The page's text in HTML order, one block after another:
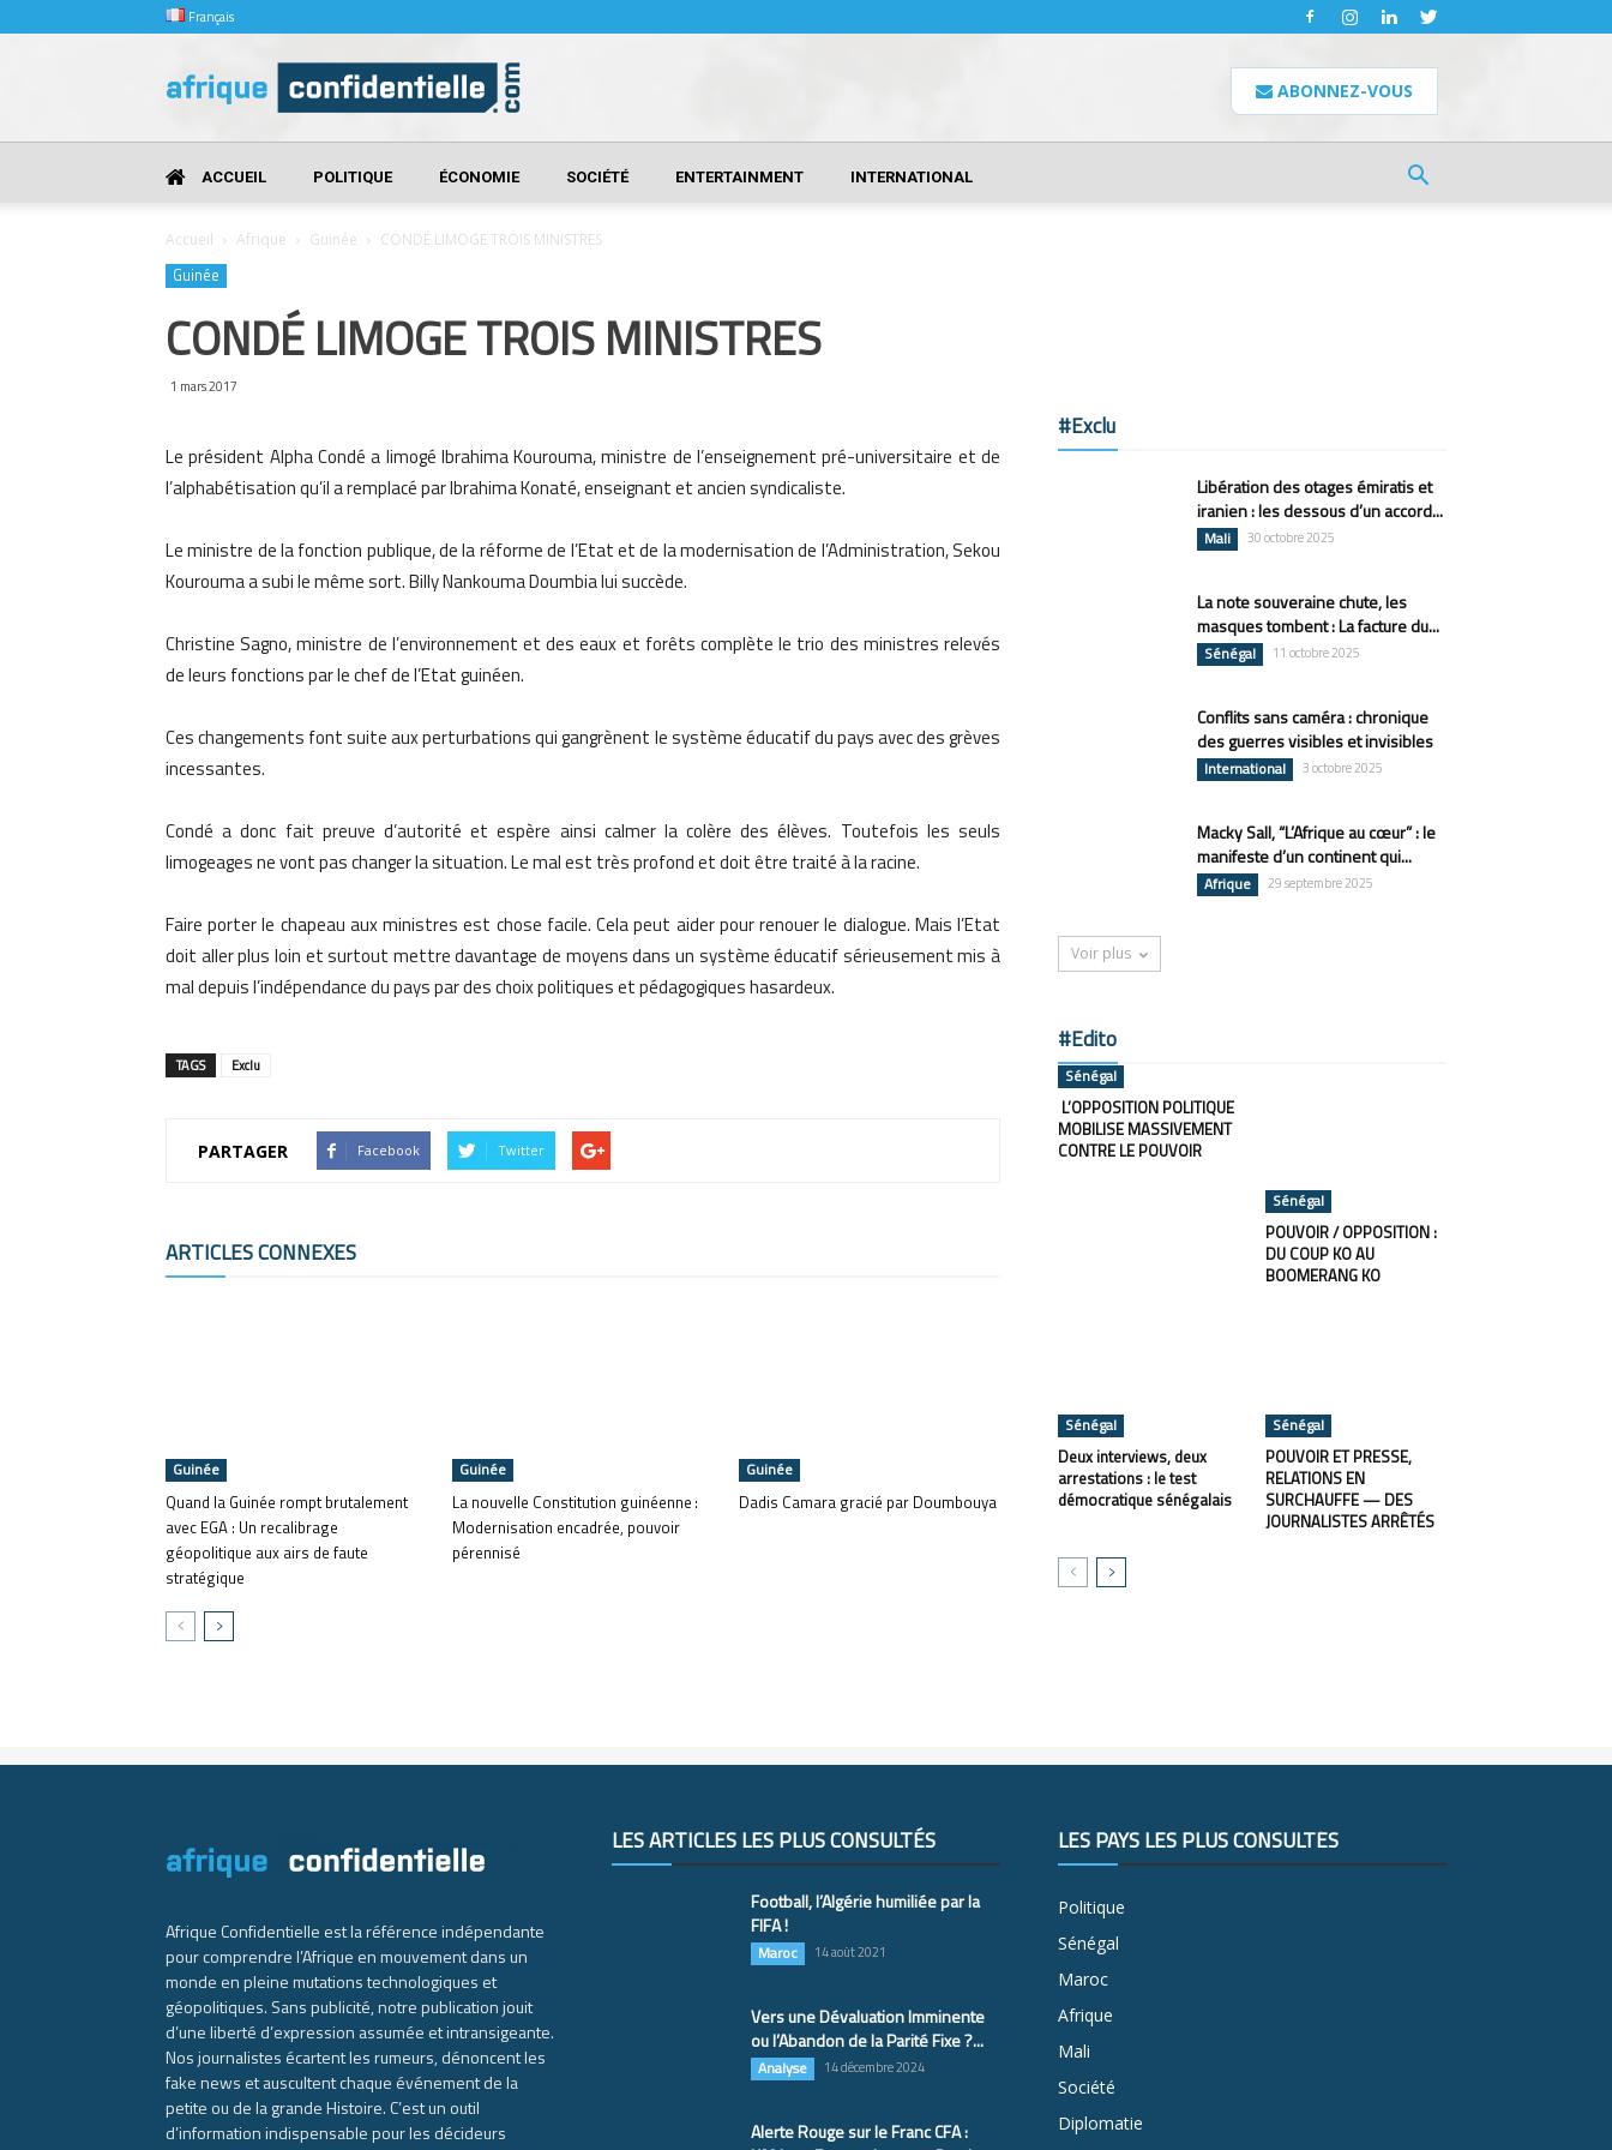
Français
Confidentielle
ABONNEZ-VOUS
ACCUEIL POLITIQUE ÉCONOMIE SOCIÉTÉ ENTERTAINMENT INTERNATIONAL
Accueil Afrique Guinée CONDÉ LIMOGE TROIS MINISTRES
Guinée
CONDÉ LIMOGE TROIS MINISTRES
1 mars 2017
Le président Alpha Condé a limogé Ibrahima Kourouma, ministre de l’enseignement pré-universitaire et de
l’alphabétisation qu’il a remplacé par Ibrahima Konaté, enseignant et ancien syndicaliste.
Le ministre de la fonction publique, de la réforme de l’Etat et de la modernisation de l’Administration, Sekou
Kourouma a subi le même sort. Billy Nankouma Doumbia lui succède.
Christine Sagno, ministre de l’environnement et des eaux et forêts complète le trio des ministres relevés
de leurs fonctions par le chef de l’Etat guinéen.
Ces changements font suite aux perturbations qui gangrènent le système éducatif du pays avec des grèves
incessantes.
Condé a donc fait preuve d’autorité et espère ainsi calmer la colère des élèves. Toutefois les seuls
limogeages ne vont pas changer la situation. Le mal est très profond et doit être traité à la racine.
Faire porter le chapeau aux ministres est chose facile. Cela peut aider pour renouer le dialogue. Mais l’Etat
doit aller plus loin et surtout mettre davantage de moyens dans un système éducatif sérieusement mis à
mal depuis l’indépendance du pays par des choix politiques et pédagogiques hasardeux.
TAGS Exclu
PARTAGER Facebook Twitter
ARTICLES CONNEXES
Guinée
Quand la Guinée rompt brutalement
avec EGA : Un recalibrage
géopolitique aux airs de faute
stratégique
Guinée
La nouvelle Constitution guinéenne :
Modernisation encadrée, pouvoir
pérennisé
Guinée
Dadis Camara gracié par Doumbouya
#Exclu
Libération des otages émiratis et
iranien : les dessous d’un accord...
Mali 30 octobre 2025
La note souveraine chute, les
masques tombent : La facture du...
Sénégal 11 octobre 2025
Conflits sans caméra : chronique
des guerres visibles et invisibles
International 3 octobre 2025
Macky Sall, “L’Afrique au cœur” : le
manifeste d’un continent qui...
Afrique 29 septembre 2025
Voir plus
#Edito
Sénégal
L’OPPOSITION POLITIQUE
MOBILISE MASSIVEMENT
CONTRE LE POUVOIR
Sénégal
POUVOIR / OPPOSITION :
DU COUP KO AU
BOOMERANG KO
Sénégal
Deux interviews, deux
arrestations : le test
démocratique sénégalais
Sénégal
POUVOIR ET PRESSE,
RELATIONS EN
SURCHAUFFE — DES
JOURNALISTES ARRÊTÉS
Afrique Confidentielle est la référence indépendante
pour comprendre l’Afrique en mouvement dans un
monde en pleine mutations technologiques et
géopolitiques. Sans publicité, notre publication jouit
d’une liberté d’expression assumée et intransigeante.
Nos journalistes écartent les rumeurs, dénoncent les
fake news et auscultent chaque événement de la
petite ou de la grande Histoire. C’est un outil
d’information indispensable pour les décideurs
LES ARTICLES LES PLUS CONSULTÉS
Football, l’Algérie humiliée par la
FIFA !
Maroc 14 août 2021
Vers une Dévaluation Imminente
ou l’Abandon de la Parité Fixe ?...
Analyse 14 décembre 2024
Alerte Rouge sur le Franc CFA :
LES PAYS LES PLUS CONSULTÉS
Politique
Sénégal
Maroc
Afrique
Mali
Société
Diplomatie